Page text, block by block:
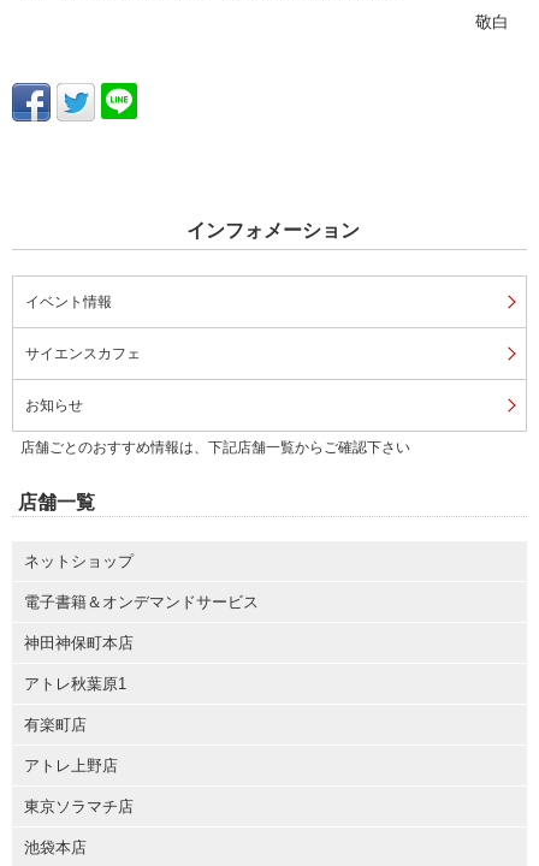
敬白
インフォメーション
イベント情報
サイエンスカフェ
お知らせ
店舗ごとのおすすめ情報は、下記店舗一覧からご確認下さい
店舗一覧
ネットショップ
電子書籍＆オンデマンドサービス
神田神保町本店
アトレ秋葉原1
有楽町店
アトレ上野店
東京ソラマチ店
池袋本店